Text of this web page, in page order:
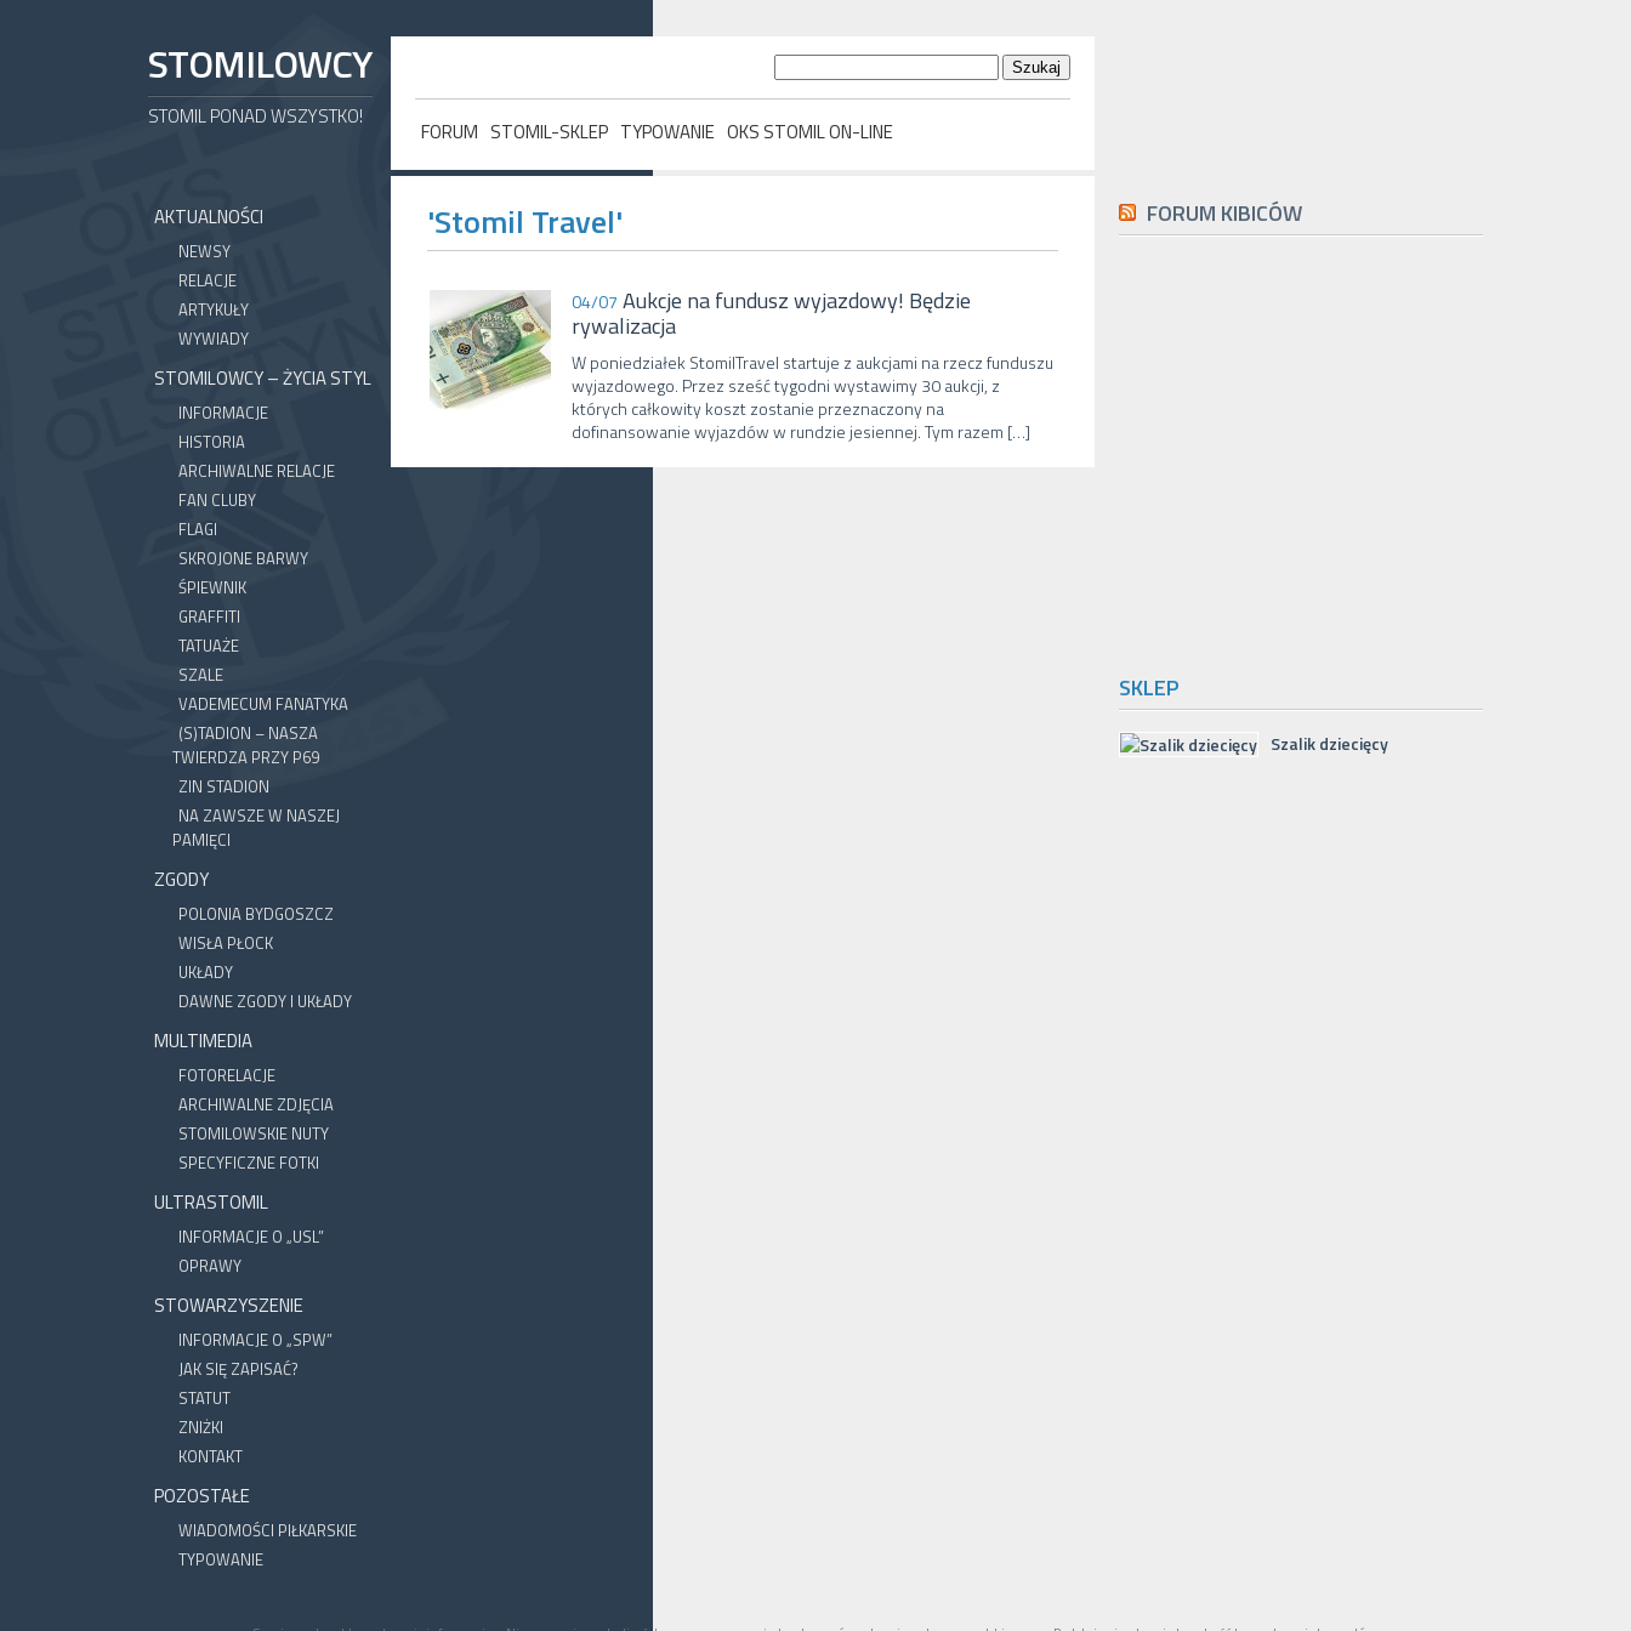
STOMILOWCY
STOMIL PONAD WSZYSTKO!
FORUM STOMIL-SKLEP TYPOWANIE OKS STOMIL ON-LINE
AKTUALNOŚCI
NEWSY
RELACJE
ARTYKUŁY
WYWIADY
STOMILOWCY – ŻYCIA STYL
INFORMACJE
HISTORIA
ARCHIWALNE RELACJE
FAN CLUBY
FLAGI
SKROJONE BARWY
ŚPIEWNIK
GRAFFITI
TATUAŻE
SZALE
VADEMECUM FANATYKA
(S)TADION – NASZA
TWIERDZA PRZY P69
ZIN STADION
NA ZAWSZE W NASZEJ
PAMIĘCI
ZGODY
POLONIA BYDGOSZCZ
WISŁA PŁOCK
UKŁADY
DAWNE ZGODY I UKŁADY
MULTIMEDIA
FOTORELACJE
ARCHIWALNE ZDJĘCIA
STOMILOWSKIE NUTY
SPECYFICZNE FOTKI
ULTRASTOMIL
INFORMACJE O „USL”
OPRAWY
STOWARZYSZENIE
INFORMACJE O „SPW”
JAK SIĘ ZAPISAĆ?
STATUT
ZNIŻKI
KONTAKT
POZOSTAŁE
WIADOMOŚCI PIŁKARSKIE
TYPOWANIE
'Stomil Travel'
04/07 Aukcje na fundusz wyjazdowy! Będzie
rywalizacja
W poniedziałek StomilTravel startuje z aukcjami na rzecz funduszu
wyjazdowego. Przez sześć tygodni wystawimy 30 aukcji, z
których całkowity koszt zostanie przeznaczony na
dofinansowanie wyjazdów w rundzie jesiennej. Tym razem […]
FORUM KIBICÓW
SKLEP
Szalik dziecięcy